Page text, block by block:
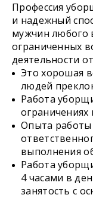
Профессия
и надежный
мужчин любого
ограниченных
деятельности
Это хорошая
людей
Работа
Опыта работы
выполнения
Работа
4 часами в
занятость с